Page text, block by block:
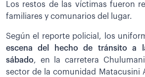
Los restos de las víctimas fueron
familiares y comunarios del lugar.
Según el reporte policial, los
escena del hecho de tránsito a
sábado, en la carretera
sector de la comunidad Matacusini